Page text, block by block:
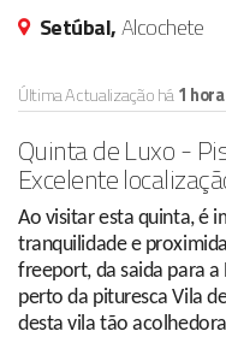
Setúbal,Alcochete
Última Actualização há1 hora
Quinta de Luxo -
Excelente
Ao visitar esta quinta, é
tranquilidade e
freeport, da saida para
perto da pituresca Vila
desta vila tão